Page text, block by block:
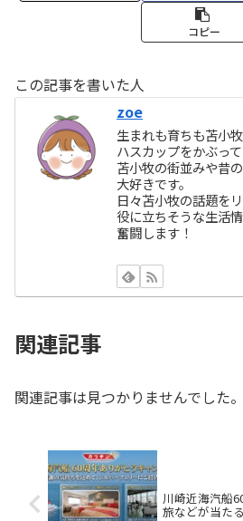
コピー
この記事を書いた人
zoe
生まれも育ちも苫小
ハスカップをかぶって
苫小牧の街並みや昔
大好きです。
日々苫小牧の話題を
役に立ちそうな生活
奮闘します！
関連記事
関連記事は見つかりませんでした。
川崎近海汽船
旅などが当た